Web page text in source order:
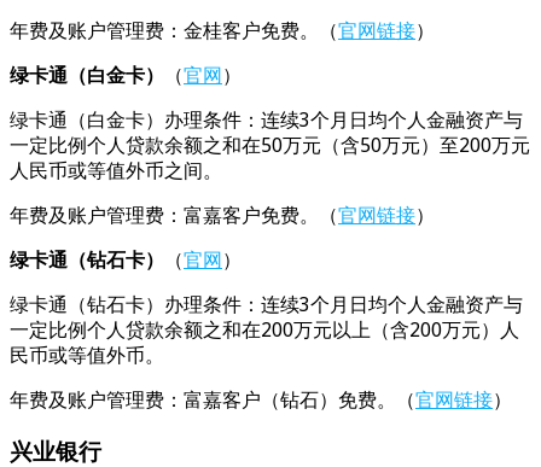
年费及账户管理费：金桂客户免费。（官网链接）
绿卡通（白金卡）
（官网 ）
绿卡通（白金卡）办理条件：连续3个月日均个人金融资产与
一定比例个人贷款余额之和在50万元（含50万元）至200万元
人民币或等值外币之间。
年费及账户管理费：富嘉客户免费。（官网链接）
绿卡通（钻石卡）
（官网 ）
绿卡通（钻石卡）办理条件：连续3个月日均个人金融资产与
一定比例个人贷款余额之和在200万元以上（含200万元）人
民币或等值外币。
年费及账户管理费：富嘉客户（钻石）免费。（官网链接）
兴业银行